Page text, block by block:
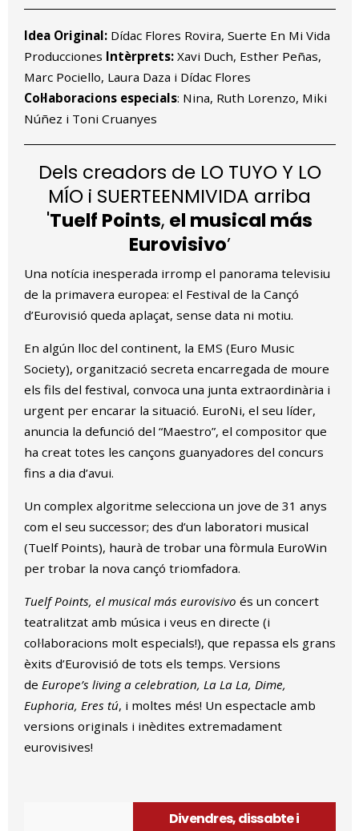
Idea Original:Dídac Flores Rovira, Suerte En Mi Vida
Producciones Intèrprets:Xavi Duch, Esther Peñas,
Marc Pociello, Laura Daza i Dídac Flores
Col·laboracions especials: Nina, Ruth Lorenzo, Miki
Núñez i Toni Cruanyes
Dels creadors de LO TUYO Y LO
MÍO i SUERTEENMIVIDA arriba
'Tuelf Points, el musical más
Eurovisivo’
Una notícia inesperada irromp el panorama televisiu
de la primavera europea: el Festival de la Cançó
d’Eurovisió queda aplaçat, sense data ni motiu.
En algún lloc del continent, la EMS (Euro Music
Society), organització secreta encarregada de moure
els fils del festival, convoca una junta extraordinària i
urgent per encarar la situació. EuroNi, el seu líder,
anuncia la defunció del “Maestro”, el compositor que
ha creat totes les cançons guanyadores del concurs
fins a dia d’avui.
Un complex algoritme selecciona un jove de 31 anys
com el seu successor; des d’un laboratori musical
(Tuelf Points), haurà de trobar una fòrmula EuroWin
per trobar la nova cançó triomfadora.
Tuelf Points, el musical más eurovisivo és un concert
teatralitzat amb música i veus en directe (i
col·laboracions molt especials!), que repassa els grans
èxits d’Eurovisió de tots els temps. Versions
de Europe’s living a celebration, La La La, Dime,
Euphoria, Eres tú, i moltes més! Un espectacle amb
versions originals i inèdites extremadament
eurovisives!
Divendres, dissabte i